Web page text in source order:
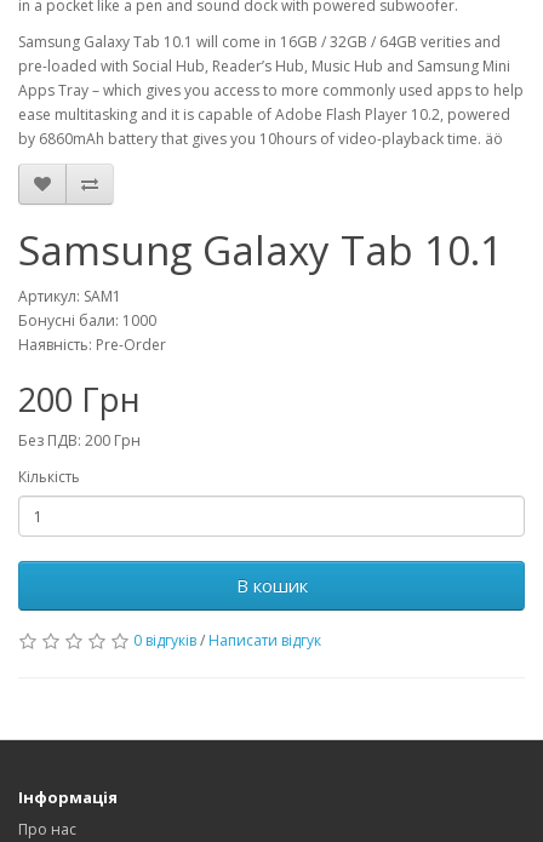
in a pocket like a pen and sound dock with powered subwoofer.
Samsung Galaxy Tab 10.1 will come in 16GB / 32GB / 64GB verities and
pre-loaded with Social Hub, Reader’s Hub, Music Hub and Samsung Mini
Apps Tray – which gives you access to more commonly used apps to help
ease multitasking and it is capable of Adobe Flash Player 10.2, powered
by 6860mAh battery that gives you 10hours of video-playback time. äö
Samsung Galaxy Tab 10.1
Артикул: SAM1
Бонусні бали: 1000
Наявність: Pre-Order
200 Грн
Без ПДВ: 200 Грн
Кількість
В кошик
0 відгуків/ Написати відгук
Інформація
Про нас